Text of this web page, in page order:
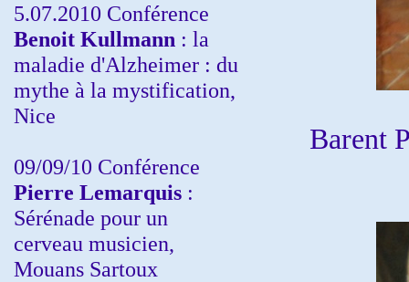
5.07.2010 Conférence
Benoit Kullmann : la
maladie d'Alzheimer : du
mythe à la mystification,
Nice
09/09/10 Conférence
Pierre Lemarquis :
Sérénade pour un
cerveau musicien,
Mouans Sartoux
Barent